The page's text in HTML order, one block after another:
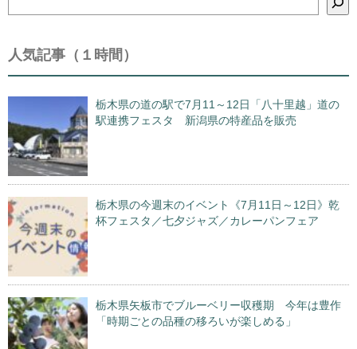
索
人気記事（１時間）
栃木県の道の駅で7月11～12日「八十里越」道の
駅連携フェスタ 新潟県の特産品を販売
栃木県の今週末のイベント《7月11日～12日》乾
杯フェスタ／七夕ジャズ／カレーパンフェア
栃木県矢板市でブルーベリー収穫期 今年は豊作
「時期ごとの品種の移ろいが楽しめる」